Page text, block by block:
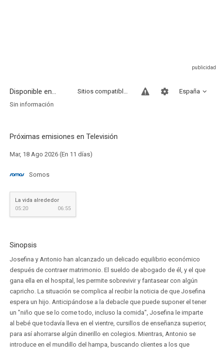
Disponible en... España
Sitios compatibles
Sin información
Próximas emisiones en Televisión
Mar, 18 Ago 2026 (En 11 días)
Somos
La vida alrededor
05:20
06:55
Sinopsis
Josefina y Antonio han alcanzado un delicado equilibrio económico
después de contraer matrimonio. El sueldo de abogado de él, y el que
gana ella en el hospital, les permite sobrevivir y fantasear con algún
capricho. La situación se complica al recibir la noticia de que Josefina
espera un hijo. Anticipándose a la debacle que puede suponer el tener
un "niño que se lo come todo, incluso la comida", Josefina le imparte
al bebé que todavía lleva en el vientre, cursillos de enseñanza superior,
para así ahorrarse algún dinerillo en colegios. Mientras, Antonio se
introduce en el mundillo del hampa, buscando clientes a los que